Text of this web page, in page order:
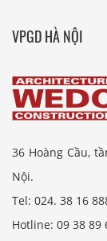
VPGD HÀ NỘI
36 Hoàng Cầu,
Nội.
Tel: 024. 38 16
Hotline: 09 38 89